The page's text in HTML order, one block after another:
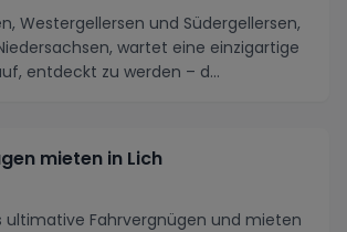
Westergellersen und Südergellersen,
wartet eine einzigartige
entdeckt zu werden – d...
mieten in Lich
ultimative Fahrvergnügen und mieten